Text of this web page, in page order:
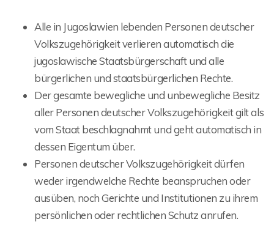
Alle in Jugoslawien lebenden Personen deutscher
Volkszugehörigkeit verlieren automatisch die
jugoslawische Staatsbürgerschaft und alle
bürgerlichen und staatsbürgerlichen Rechte.
Der gesamte bewegliche und unbewegliche Besitz
aller Personen deutscher Volkszugehörigkeit gilt als
vom Staat beschlagnahmt und geht automatisch in
dessen Eigentum über.
Personen deutscher Volkszugehörigkeit dürfen
weder irgendwelche Rechte beanspruchen oder
ausüben, noch Gerichte und Institutionen zu ihrem
persönlichen oder rechtlichen Schutz anrufen.